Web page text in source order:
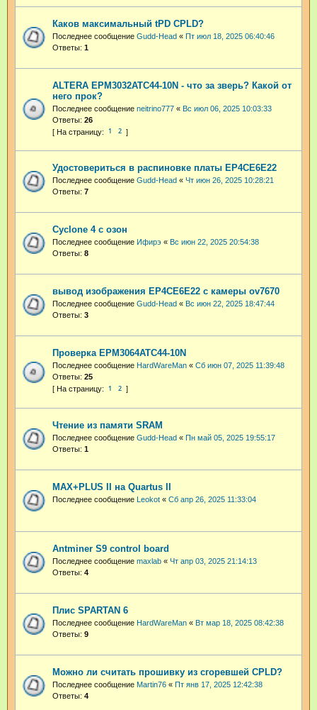
Каков максимальный tPD CPLD?
Последнее сообщение Gudd-Head « Пт июл 18, 2025 06:40:46
Ответы: 1
ALTERA EPM3032ATC44-10N - что за зверь? Какой от
него прок?
Последнее сообщение neitrino777 « Вс июл 06, 2025 10:03:33
Ответы: 26
1 2
Удостовериться в распиновке платы EP4CE6E22
Последнее сообщение Gudd-Head « Чт июн 26, 2025 10:28:21
Ответы: 7
Cyclone 4 с озон
Последнее сообщение Ифирэ « Вс июн 22, 2025 20:54:38
Ответы: 8
вывод изображения EP4CE6E22 с камеры ov7670
Последнее сообщение Gudd-Head « Вс июн 22, 2025 18:47:44
Ответы: 3
Проверка EPM3064ATC44-10N
Последнее сообщение HardWareMan « Сб июн 07, 2025 11:39:48
Ответы: 25
1 2
Чтение из памяти SRAM
Последнее сообщение Gudd-Head « Пн май 05, 2025 19:55:17
Ответы: 1
MAX+PLUS II на Quartus II
Последнее сообщение Leokot « Сб апр 26, 2025 11:33:04
Antminer S9 control board
Последнее сообщение maxlab « Чт апр 03, 2025 21:14:13
Ответы: 4
Плис SPARTAN 6
Последнее сообщение HardWareMan « Вт мар 18, 2025 08:42:38
Ответы: 9
Можно ли считать прошивку из сгоревшей CPLD?
Последнее сообщение Martin76 « Пт янв 17, 2025 12:42:38
Ответы: 4